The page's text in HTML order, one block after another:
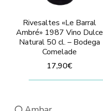
Rivesaltes «Le Barral
Ambré» 1987 Vino Dulce
Natural 50 cl. – Bodega
Comelade
17,90€
Este